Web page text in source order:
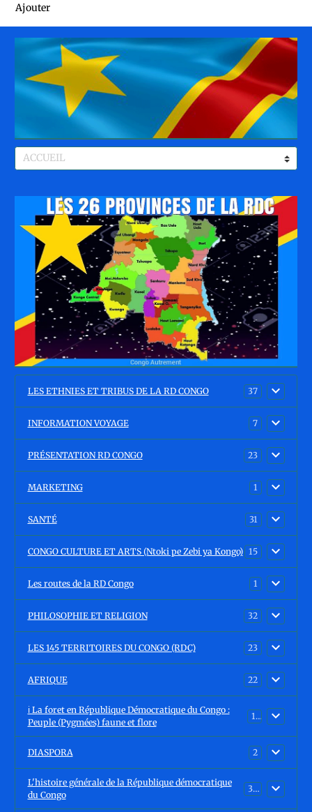
Ajouter
LES ETHNIES ET TRIBUS DE LA RD CONGO 37
INFORMATION VOYAGE 7
PRÉSENTATION RD CONGO 23
MARKETING 1
SANTÉ 31
CONGO CULTURE ET ARTS (Ntoki pe Zebi ya Kongo) 15
Les routes de la RD Congo 1
PHILOSOPHIE ET RELIGION 32
LES 145 TERRITOIRES DU CONGO (RDC) 23
AFRIQUE 22
ℹ️ La foret en République Démocratique du Congo :
Peuple (Pygmées) faune et flore
15
DIASPORA 2
L'histoire générale de la République démocratique
du Congo
30